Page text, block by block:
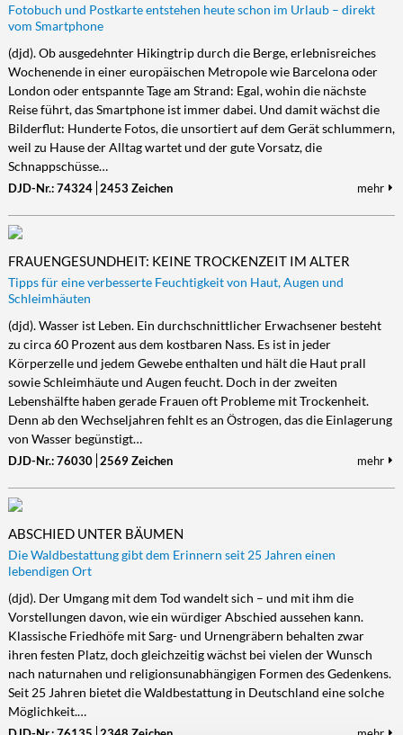
Fotobuch und Postkarte entstehen heute schon im Urlaub – direkt
vom Smartphone
(djd). Ob ausgedehnter Hikingtrip durch die Berge, erlebnisreiches
Wochenende in einer europäischen Metropole wie Barcelona oder
London oder entspannte Tage am Strand: Egal, wohin die nächste
Reise führt, das Smartphone ist immer dabei. Und damit wächst die
Bilderflut: Hunderte Fotos, die unsortiert auf dem Gerät schlummern,
weil zu Hause der Alltag wartet und der gute Vorsatz, die
Schnappschüsse…
DJD-Nr.: 74324 2453 Zeichen mehr
FRAUENGESUNDHEIT: KEINE TROCKENZEIT IM ALTER
Tipps für eine verbesserte Feuchtigkeit von Haut, Augen und
Schleimhäuten
(djd). Wasser ist Leben. Ein durchschnittlicher Erwachsener besteht
zu circa 60 Prozent aus dem kostbaren Nass. Es ist in jeder
Körperzelle und jedem Gewebe enthalten und hält die Haut prall
sowie Schleimhäute und Augen feucht. Doch in der zweiten
Lebenshälfte haben gerade Frauen oft Probleme mit Trockenheit.
Denn ab den Wechseljahren fehlt es an Östrogen, das die Einlagerung
von Wasser begünstigt…
DJD-Nr.: 76030 2569 Zeichen mehr
ABSCHIED UNTER BÄUMEN
Die Waldbestattung gibt dem Erinnern seit 25 Jahren einen
lebendigen Ort
(djd). Der Umgang mit dem Tod wandelt sich – und mit ihm die
Vorstellungen davon, wie ein würdiger Abschied aussehen kann.
Klassische Friedhöfe mit Sarg- und Urnengräbern behalten zwar
ihren festen Platz, doch gleichzeitig wächst bei vielen der Wunsch
nach naturnahen und religionsunabhängigen Formen des Gedenkens.
Seit 25 Jahren bietet die Waldbestattung in Deutschland eine solche
Möglichkeit.…